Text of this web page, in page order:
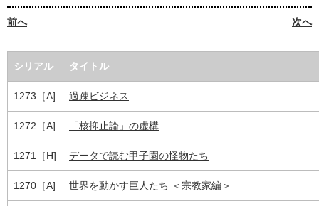
前へ 次へ
シリアル タイトル
1273［A] 過疎ビジネス
1272［A] 「核抑止論」の虚構
1271［H] データで読む甲子園の怪物たち
1270［A] 世界を動かす巨人たち ＜宗教家編＞